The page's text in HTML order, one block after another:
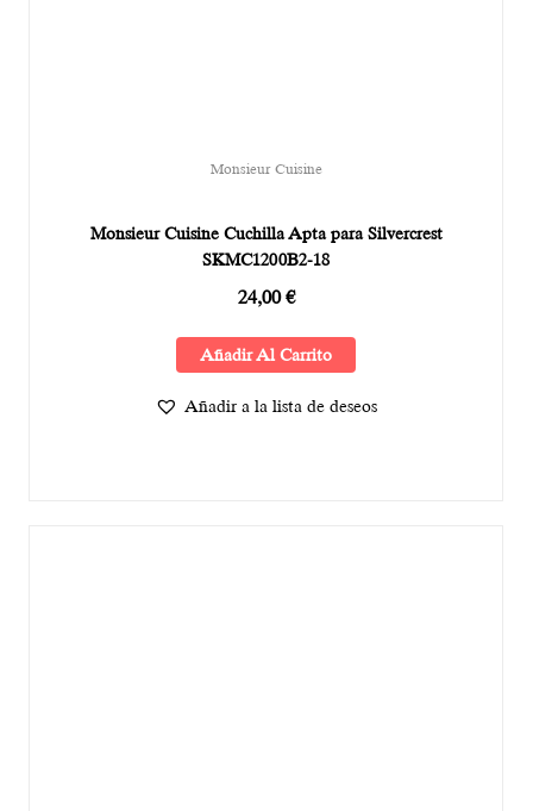
Monsieur Cuisine
Monsieur Cuisine Cuchilla Apta para Silvercrest
SKMC1200B2-18
24,00€
Añadir Al Carrito
Añadir a la lista de deseos